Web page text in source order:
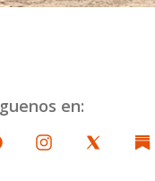
en: